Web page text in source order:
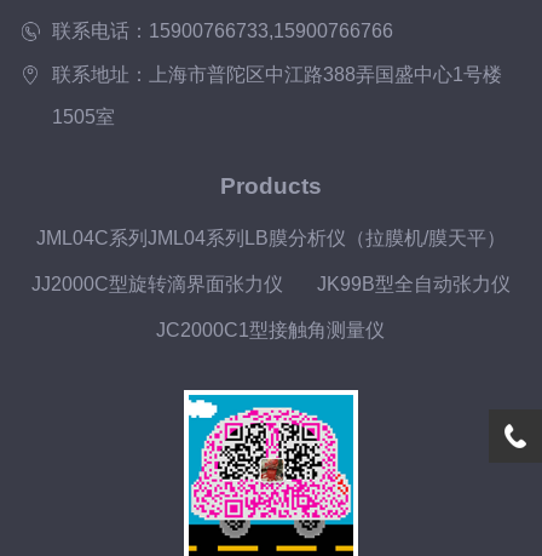
联系电话：15900766733,15900766766
联系地址：上海市普陀区中江路388弄国盛中心1号楼
1505室
Products
JML04C系列JML04系列LB膜分析仪（拉膜机/膜天平）
JJ2000C型旋转滴界面张力仪 JK99B型全自动张力仪
JC2000C1型接触角测量仪